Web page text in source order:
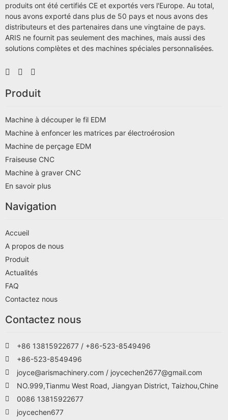
produits ont été certifiés CE et exportés vers l'Europe. Au total,
nous avons exporté dans plus de 50 pays et nous avons des
distributeurs et des partenaires dans une vingtaine de pays.
ARIS ne fournit pas seulement des machines, mais aussi des
solutions complètes et des machines spéciales personnalisées.
Produit
Machine à découper le fil EDM
Machine à enfoncer les matrices par électroérosion
Machine de perçage EDM
Fraiseuse CNC
Machine à graver CNC
En savoir plus
Navigation
Accueil
A propos de nous
Produit
Actualités
FAQ
Contactez nous
Contactez nous
+86 13815922677 / +86-523-8549496
+86-523-8549496
joyce@arismachinery.com / joycechen2677@gmail.com
NO.999,Tianmu West Road, Jiangyan District, Taizhou,Chine
0086 13815922677
joycechen677